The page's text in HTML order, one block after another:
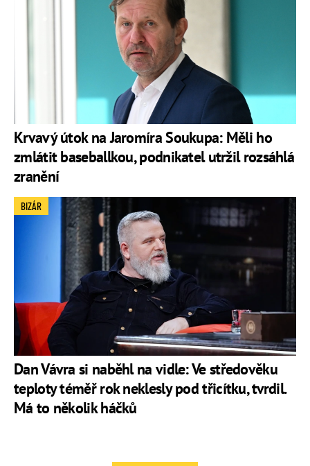
Krvavý útok na Jaromíra Soukupa: Měli ho
zmlátit baseballkou, podnikatel utržil rozsáhlá
zranění
Dan Vávra si naběhl na vidle: Ve středověku
teploty téměř rok neklesly pod třicítku, tvrdil.
Má to několik háčků
BIZÁR